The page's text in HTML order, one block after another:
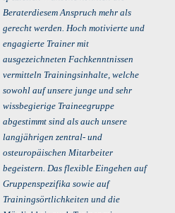
Beraterdiesem Anspruch mehr als
gerecht werden. Hoch motivierte und
engagierte Trainer mit
ausgezeichneten Fachkenntnissen
vermitteln Trainingsinhalte, welche
sowohl auf unsere junge und sehr
wissbegierige Traineegruppe
abgestimmt sind als auch unsere
langjährigen zentral- und
osteuropäischen Mitarbeiter
begeistern. Das flexible Eingehen auf
Gruppenspezifika sowie auf
Trainingsörtlichkeiten und die